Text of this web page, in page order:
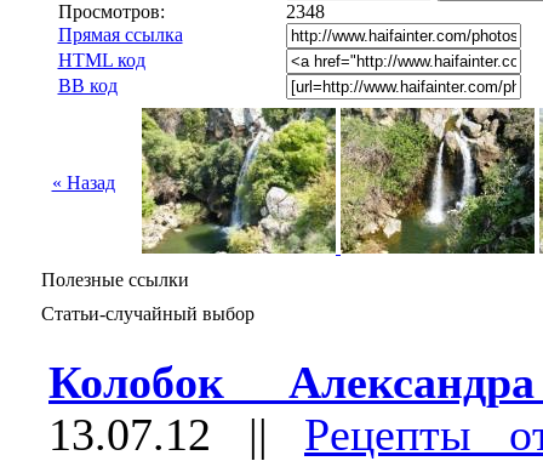
Просмотров:
2348
Прямая ссылка
HTML код
BB код
« Назад
Полезные ссылки
Статьи-случайный выбор
Колобок
13.07.12 || Рецепты